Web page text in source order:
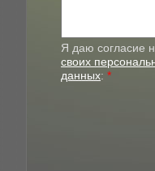
Я даю согласие
своих
данных: *